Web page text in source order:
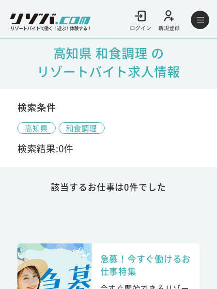
リゾートバイトで働く！遊ぶ！体験する！ ログイン 新規登録
高知県 和食調理 の
リゾートバイト求人情報
検索条件
高知県 和食調理
検索結果:0件
該当するお仕事は0件でした
急募！今すぐ働けるお
仕事特集